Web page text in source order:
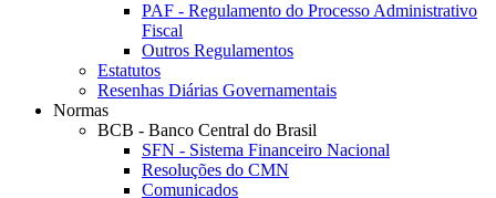
PAF - Regulamento do Processo Administrativo
Fiscal
Outros Regulamentos
Estatutos
Resenhas Diárias Governamentais
Normas
BCB - Banco Central do Brasil
SFN - Sistema Financeiro Nacional
Resoluções do CMN
Comunicados